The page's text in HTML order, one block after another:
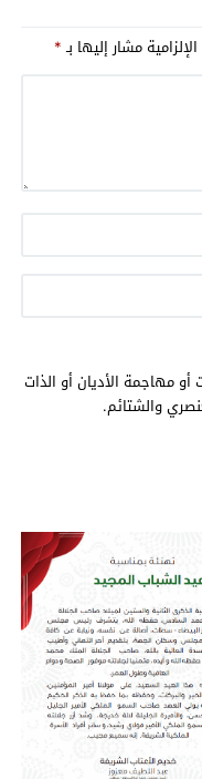
مشار إليها بـ*
مهاجمة الأديان أو الذات
والشتائم.